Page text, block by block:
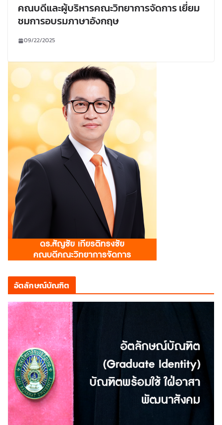
คณบดีและผู้บริหารคณะวิทยาการจัดการ เยี่ยม
ชมการอบรมภาษาอังกฤษ
09/22/2025
อัตลักษณ์บัณฑิต